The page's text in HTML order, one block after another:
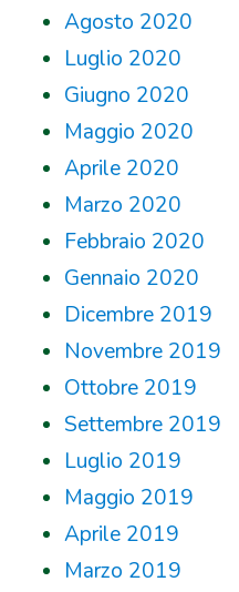
Agosto 2020
Luglio 2020
Giugno 2020
Maggio 2020
Aprile 2020
Marzo 2020
Febbraio 2020
Gennaio 2020
Dicembre 2019
Novembre 2019
Ottobre 2019
Settembre 2019
Luglio 2019
Maggio 2019
Aprile 2019
Marzo 2019